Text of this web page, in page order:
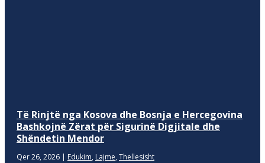
Të Rinjtë nga Kosova dhe Bosnja e Hercegovina
Bashkojnë Zërat për Sigurinë Digjitale dhe
Shëndetin Mendor
Qer 26, 2026 | Edukim, Lajme, Thellesisht